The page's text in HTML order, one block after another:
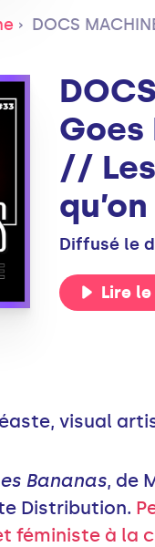
DOCS MACHINE #33.
Goes
//
Diffusé le
Lire
visual
Bananas, de
Distribution.
féministe à